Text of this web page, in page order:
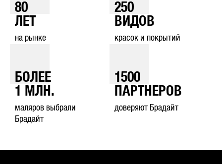
80
ЛЕТ
на рынке
250
ВИДОВ
красок и покрытий
БОЛЕЕ
1
МЛН.
маляров выбрали
Брадайт
1500
ПАРТНЕРОВ
доверяют Брадайт